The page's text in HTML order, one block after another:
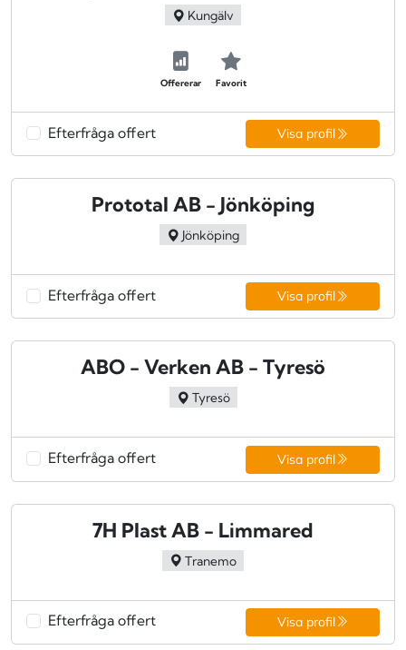
Kungälv
Offererar Favorit
Efterfråga offert Visa profil
Prototal AB - Jönköping
Jönköping
Efterfråga offert Visa profil
ABO - Verken AB - Tyresö
Tyresö
Efterfråga offert Visa profil
7H Plast AB - Limmared
Tranemo
Efterfråga offert Visa profil